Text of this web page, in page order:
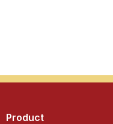
Product